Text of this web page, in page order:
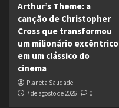
Arthur’s Theme: a
canção de Christopher
Cross que transformou
um milionário excêntrico
em um clássico do
cinema
Planeta Saudade
7 de agosto de 2026
0